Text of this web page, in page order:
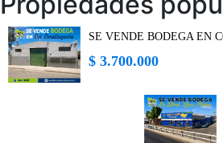
SE VENDE BODEGA EN
$ 3.700.000